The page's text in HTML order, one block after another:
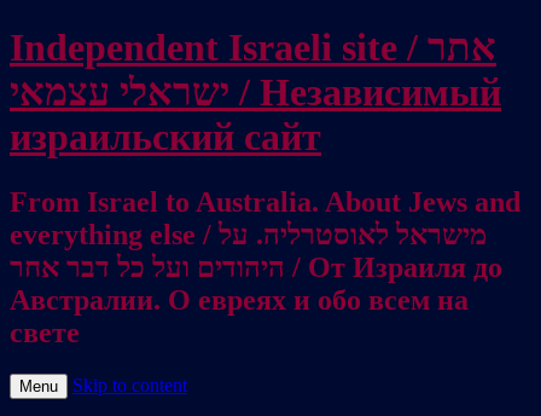
Independent Israeli site / אתר
ישראלי עצמאי / Независимый
израильский сайт
From Israel to Australia. About Jews and
everything else / מישראל לאוסטרליה. על
היהודים ועל כל דבר אחר / От Израиля до
Австралии. О евреях и обо всем на
свете
Menu Skip to content